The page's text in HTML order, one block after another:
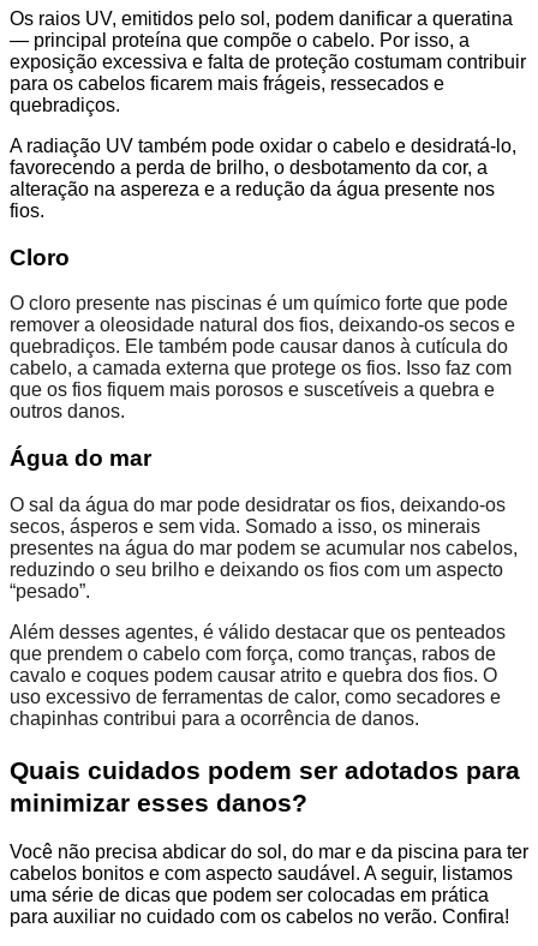
Os raios UV, emitidos pelo sol, podem danificar a queratina
— principal proteína que compõe o cabelo. Por isso, a
exposição excessiva e falta de proteção costumam contribuir
para os cabelos ficarem mais frágeis, ressecados e
quebradiços.
A radiação UV também pode oxidar o cabelo e desidratá-lo,
favorecendo a perda de brilho, o desbotamento da cor, a
alteração na aspereza e a redução da água presente nos
fios.
Cloro
O cloro presente nas piscinas é um químico forte que pode
remover a oleosidade natural dos fios, deixando-os secos e
quebradiços. Ele também pode causar danos à cutícula do
cabelo, a camada externa que protege os fios. Isso faz com
que os fios fiquem mais porosos e suscetíveis a quebra e
outros danos.
Água do mar
O sal da água do mar pode desidratar os fios, deixando-os
secos, ásperos e sem vida. Somado a isso, os minerais
presentes na água do mar podem se acumular nos cabelos,
reduzindo o seu brilho e deixando os fios com um aspecto
“pesado”.
Além desses agentes, é válido destacar que os penteados
que prendem o cabelo com força, como tranças, rabos de
cavalo e coques podem causar atrito e quebra dos fios. O
uso excessivo de ferramentas de calor, como secadores e
chapinhas contribui para a ocorrência de danos.
Quais cuidados podem ser adotados para
minimizar esses danos?
Você não precisa abdicar do sol, do mar e da piscina para ter
cabelos bonitos e com aspecto saudável. A seguir, listamos
uma série de dicas que podem ser colocadas em prática
para auxiliar no cuidado com os cabelos no verão. Confira!